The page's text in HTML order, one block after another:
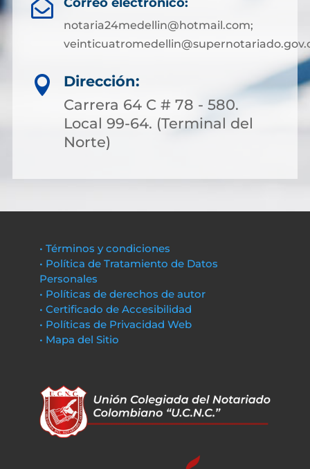

notaria24medellin@hotmail.com;

Dirección:
Carrera 64 C # 78 - 580.
Local 99-64. (Terminal del
Norte)
• Términos y condiciones
• Política de Tratamiento de Datos
Personales
• Políticas de derechos de autor
• Certificado de Accesibilidad
• Políticas de Privacidad Web
• Mapa del Sitio